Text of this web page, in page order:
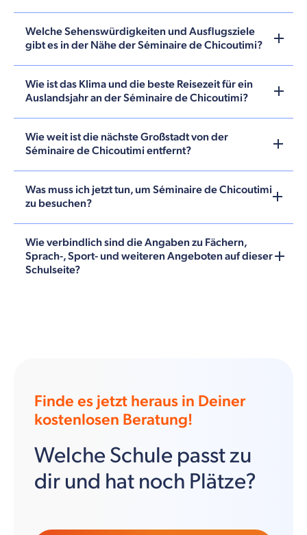
Welche Sehenswürdigkeiten und Ausflugsziele
gibt es in der Nähe der Séminaire de Chicoutimi?
Wie ist das Klima und die beste Reisezeit für ein
Auslandsjahr an der Séminaire de Chicoutimi?
Wie weit ist die nächste Großstadt von der
Séminaire de Chicoutimi entfernt?
Was muss ich jetzt tun, um Séminaire de Chicoutimi
zu besuchen?
Wie verbindlich sind die Angaben zu Fächern,
Sprach-, Sport- und weiteren Angeboten auf dieser
Schulseite?
Finde es jetzt heraus in Deiner
kostenlosen Beratung!
Welche Schule passt zu
dir und hat noch Plätze?